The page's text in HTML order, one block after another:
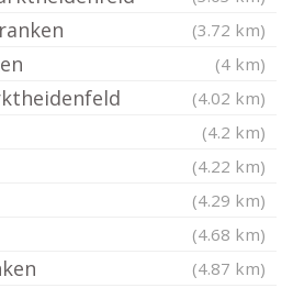
(3.72 km)
(4 km)
(4.02 km)
(4.2 km)
(4.22 km)
(4.29 km)
(4.68 km)
(4.87 km)